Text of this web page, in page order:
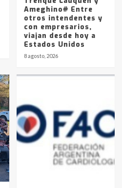
Ameghino# Entre
otros intendentes y
con empresarios,
viajan desde hoy a
Estados Unidos
8 agosto, 2026